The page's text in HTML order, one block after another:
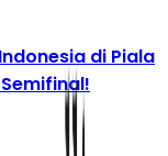
di Piala